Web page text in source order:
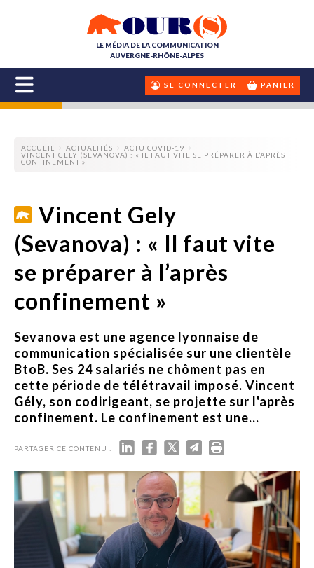
LE MÉDIA DE LA COMMUNICATION
AUVERGNE-RHÔNE-ALPES
SE CONNECTER PANIER
ACCUEIL ACTUALITÉS
ACTU COVID-19
VINCENT GELY (SEVANOVA) : « IL FAUT VITE SE PRÉPARER À L’APRÈS
CONFINEMENT »
Vincent Gely
(Sevanova) : « Il faut vite
se préparer à l’après
confinement »
Sevanova est une agence lyonnaise de
communication spécialisée sur une clientèle
BtoB. Ses 24 salariés ne chôment pas en
cette période de télétravail imposé. Vincent
Gély, son codirigeant, se projette sur l'après
confinement. Le confinement est une...
PARTAGER CE CONTENU :